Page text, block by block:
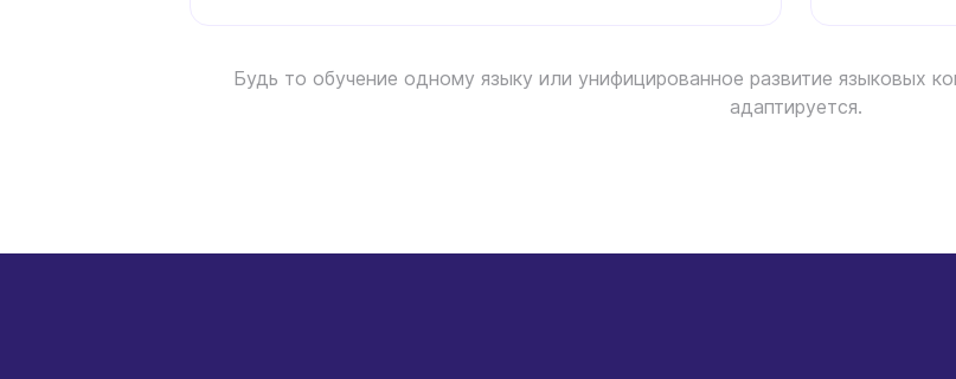
Будь то обучение одному языку или унифицированное развитие языковых
адаптируется.